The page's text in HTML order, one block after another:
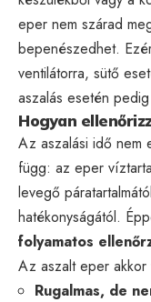
eper nem szárad
bepenészedhet.
ventilátorra, sütő
aszalás esetén
Hogyan
Az aszalási idő nem
függ: az eper
levegő
hatékonyságától.
folyamatos
Az aszalt eper akkor
Rugalmas, de